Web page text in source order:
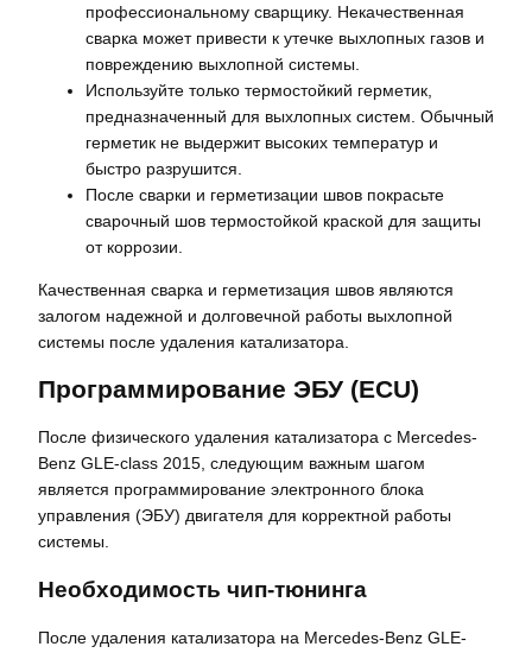
профессиональному сварщику. Некачественная
сварка может привести к утечке выхлопных газов и
повреждению выхлопной системы.
Используйте только термостойкий герметик,
предназначенный для выхлопных систем. Обычный
герметик не выдержит высоких температур и
быстро разрушится.
После сварки и герметизации швов покрасьте
сварочный шов термостойкой краской для защиты
от коррозии.
Качественная сварка и герметизация швов являются
залогом надежной и долговечной работы выхлопной
системы после удаления катализатора.
Программирование ЭБУ (ECU)
После физического удаления катализатора с Mercedes-
Benz GLE-class 2015, следующим важным шагом
является программирование электронного блока
управления (ЭБУ) двигателя для корректной работы
системы.
Необходимость чип-тюнинга
После удаления катализатора на Mercedes-Benz GLE-